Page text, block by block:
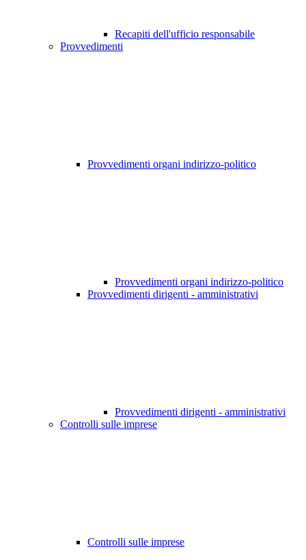
Recapiti dell'ufficio responsabile
Provvedimenti
Provvedimenti organi indirizzo-politico
Provvedimenti organi indirizzo-politico
Provvedimenti dirigenti - amministrativi
Provvedimenti dirigenti - amministrativi
Controlli sulle imprese
Controlli sulle imprese